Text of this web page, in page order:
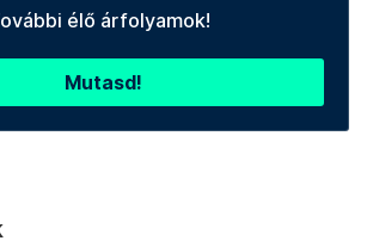
élő árfolyamok!
Mutasd!